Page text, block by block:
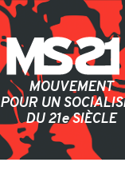
MOUVEMENT
POUR UN
DU 21eSIÈCLE